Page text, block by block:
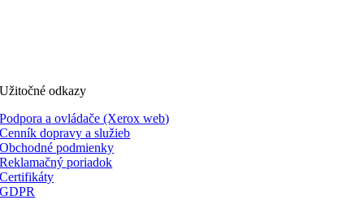
Užitočné odkazy
Podpora a ovládače (Xerox web)
Cenník dopravy a služieb
Obchodné podmienky
Reklamačný poriadok
Certifikáty
GDPR